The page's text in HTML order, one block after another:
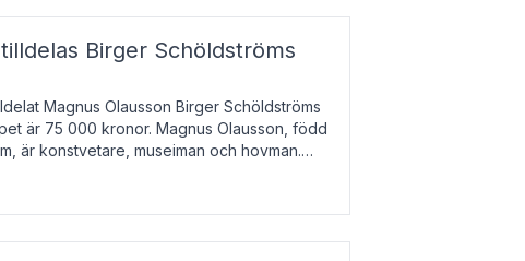
Birger Schöldströms
Magnus Olausson Birger Schöldströms
är 75 000 kronor. Magnus Olausson, född
är konstvetare, museiman och hovman.
un